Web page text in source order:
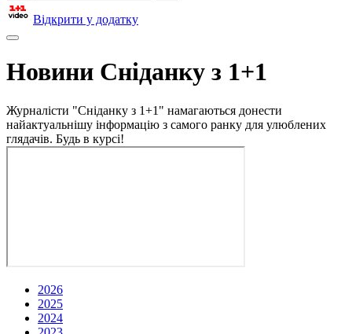
Відкрити у додатку
Новини Сніданку з 1+1
Журналісти "Сніданку з 1+1" намагаються донести
найактуальнішу інформацію з самого ранку для улюблених
глядачів. Будь в курсі!
2026
2025
2024